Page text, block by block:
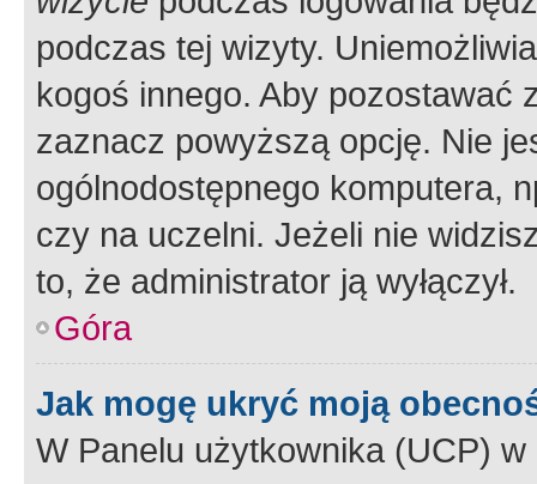
podczas tej wizyty.
kogoś innego. Aby pozostawać
zaznacz powyższą opcję. Nie
ogólnodostępnego komputera,
czy na uczelni. Jeżeli nie
to, że administrator ją wyłączył.
Góra
Jak mogę ukryć moją
W Panelu użytkownika (UCP) w